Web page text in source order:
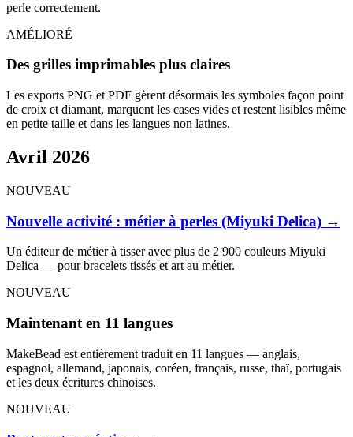
perle correctement.
AMÉLIORÉ
Des grilles imprimables plus claires
Les exports PNG et PDF gèrent désormais les symboles façon point
de croix et diamant, marquent les cases vides et restent lisibles même
en petite taille et dans les langues non latines.
Avril 2026
NOUVEAU
Nouvelle activité : métier à perles (Miyuki Delica) →
Un éditeur de métier à tisser avec plus de 2 900 couleurs Miyuki
Delica — pour bracelets tissés et art au métier.
NOUVEAU
Maintenant en 11 langues
MakeBead est entièrement traduit en 11 langues — anglais,
espagnol, allemand, japonais, coréen, français, russe, thaï, portugais
et les deux écritures chinoises.
NOUVEAU